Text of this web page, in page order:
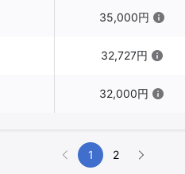
35,000円
32,727円
32,000円
1 2